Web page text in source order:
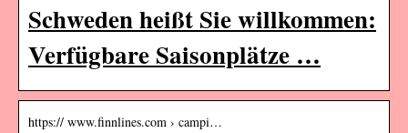
Schweden heißt Sie willkommen:
Verfügbare Saisonplätze …
https:// www.finnlines.com › campi…